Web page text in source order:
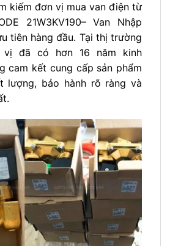
kiếm đơn vị mua van điện từ
21W3KV190– Van Nhập
tiên hàng đầu. Tại thị trường
vị đã có hơn 16 năm kinh
cam kết cung cấp sản phẩm
lượng, bảo hành rõ ràng và